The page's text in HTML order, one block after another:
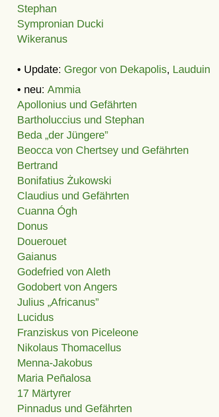
Stephan
Sympronian Ducki
Wikeranus
• Update: Gregor von Dekapolis, Lauduin
• neu: Ammia
Apollonius und Gefährten
Bartholuccius und Stephan
Beda „der Jüngere”
Beocca von Chertsey und Gefährten
Bertrand
Bonifatius Żukowski
Claudius und Gefährten
Cuanna Ógh
Donus
Douerouet
Gaianus
Godefried von Aleth
Godobert von Angers
Julius Africanus
Lucidus
Franziskus von Piceleone
Nikolaus Thomacellus
Menna-Jakobus
Maria Peñalosa
17 Märtyrer
Pinnadus und Gefährten